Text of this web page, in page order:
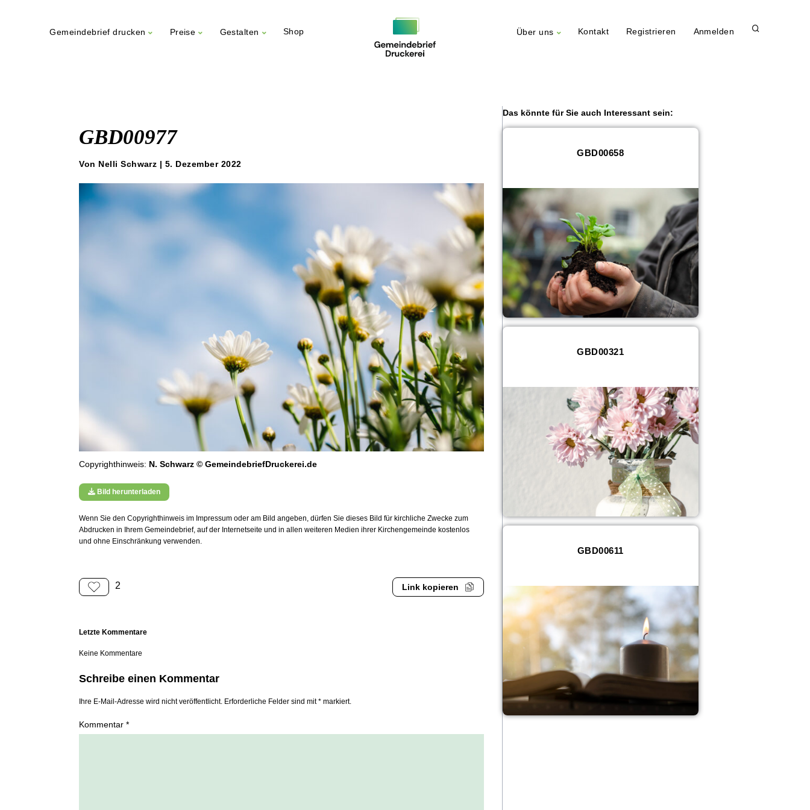
Gemeindebrief drucken Preise Gestalten Shop Über uns Kontakt Registrieren Anmelden
GBD00977
Von Nelli Schwarz | 5. Dezember 2022
Copyrighthinweis: N. Schwarz © GemeindebriefDruckerei.de
Bild herunterladen
Wenn Sie den Copyrighthinweis im Impressum oder am Bild angeben, dürfen Sie dieses Bild für kirchliche Zwecke zum
Abdrucken in Ihrem Gemeindebrief, auf der Internetseite und in allen weiteren Medien ihrer Kirchengemeinde kostenlos
und ohne Einschränkung verwenden.
2 Link kopieren
Letzte Kommentare
Keine Kommentare
Schreibe einen Kommentar
Ihre E-Mail-Adresse wird nicht veröffentlicht. Erforderliche Felder sind mit * markiert.
Kommentar *
Das könnte für Sie auch Interessant sein:
GBD00658
GBD00321
GBD00611